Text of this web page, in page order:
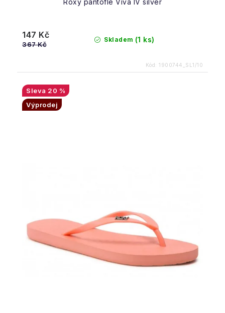
Roxy pantofle Viva IV silver
Skladem (1 ks)
147 Kč
367 Kč
Kód: 1900744_SL1/10
20 %
Výprodej